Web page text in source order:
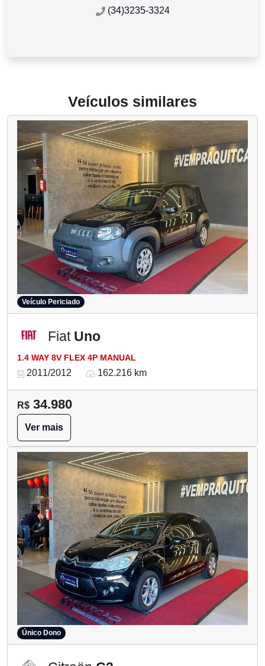
(34)3235-3324
Veículos similares
Veículo Periciado
Fiat Uno
1.4 WAY 8V FLEX 4P MANUAL
2011/2012 162.216 km
R$ 34.980
Ver mais
Único Dono